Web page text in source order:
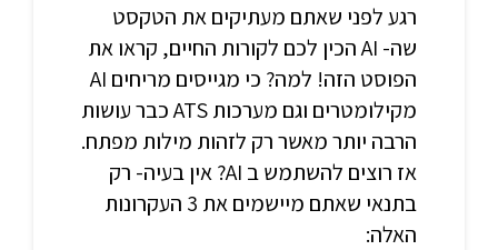
רגע לפני שאתם מעתיקים את הטקסט
שה- AI הכין לכם לקורות החיים, קראו את
הפוסט הזה! למה? כי מגייסים מריחים AI
מקילומטרים וגם מערכות ATS כבר עושות
הרבה יותר מאשר רק לזהות מילות מפתח.
אז רוצים להשתמש ב AI? אין בעיה- רק
בתנאי שאתם מיישמים את 3 העקרונות
האלה: